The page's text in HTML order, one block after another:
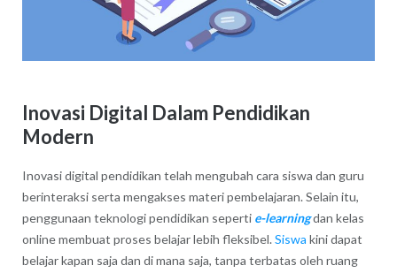
Inovasi Digital Dalam Pendidikan
Modern
Inovasi digital pendidikan telah mengubah cara siswa dan guru
berinteraksi serta mengakses materi pembelajaran. Selain itu,
penggunaan teknologi pendidikan seperti e-learningdan kelas
online membuat proses belajar lebih fleksibel. Siswa kini dapat
belajar kapan saja dan di mana saja, tanpa terbatas oleh ruang